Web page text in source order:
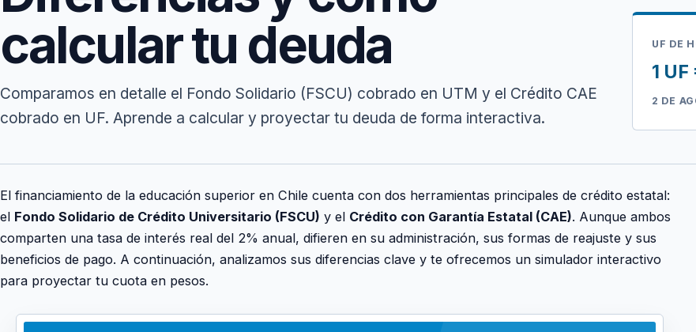
calcular tu deuda
Comparamos en detalle el Fondo Solidario (FSCU) cobrado en UTM y el Crédito CAE
cobrado en UF. Aprende a calcular y proyectar tu deuda de forma interactiva.
UF DE
1
2 DE
El financiamiento de la educación superior en Chile cuenta con dos herramientas principales de crédito estatal:
el Fondo Solidario de Crédito Universitario (FSCU) y el Crédito con Garantía Estatal (CAE). Aunque ambos
comparten una tasa de interés real del 2% anual, difieren en su administración, sus formas de reajuste y sus
beneficios de pago. A continuación, analizamos sus diferencias clave y te ofrecemos un simulador interactivo
para proyectar tu cuota en pesos.